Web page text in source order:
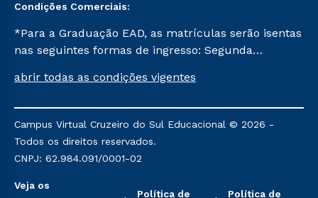
Condições Comerciais:
*Para a Graduação EAD, as matrículas serão isentas
nas seguintes formas de ingresso: Segunda
Já para as demais, a taxa de matrícula será de R$
mencionadas são referentes aos cursos: Ensino
Religioso, Geografia para a Docência e Metodologia
do Ensino de História: Questões Atuais.
abrir todas as condições vigentes
Campus Virtual Cruzeiro do Sul Educacional © 2026 -
Todos os direitos reservados.
CNPJ: 62.984.091/0001-02
Veja os
Política de Política de